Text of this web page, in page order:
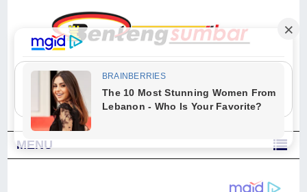
"Sesungguhnya Allah dan para malaikat-Nya berselawat untuk Nabi.
Wahai orang-orang yang beriman, berselawatlah kamu untuk Nabi dan
ucapkanlah salam dengan penuh penghormatan kepadanya." (Qs. Al
Ahzab Ayat 56)
MENU